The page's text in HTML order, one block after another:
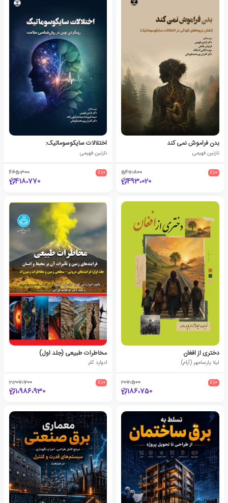
بدن فراموش نمی کند
نازنین فهیمی
٪10 547،800
493،020
اختلالات سایکوسوماتیک:
نازنین فهیمی
٪10 465،300
418،770
دختری از افغان
لیلا پارسامهر (آرام)
٪10 207،500
186،750
مخاطرات طبیعی (جلد اول)
ادوارد کلر
٪10 2،207،700
1،986،930